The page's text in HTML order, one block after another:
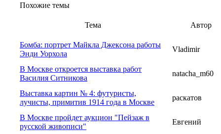
Похожие темы
Тема Автор
Бомба: портрет Майкла Джексона работы
Энди Уорхола
Vladimir
В Москве откроется выставка работ
Василия Ситникова
natacha_m60
Выставка картин № 4: футуристы,
лучисты, примитив 1914 года в Москве
раскатов
В Москве пройдет аукцион "Пейзаж в
русской живописи"
Евгений